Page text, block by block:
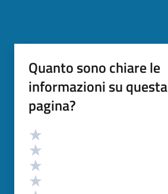
Quanto sono chiare le
informazioni su questa
pagina?
Valutazione